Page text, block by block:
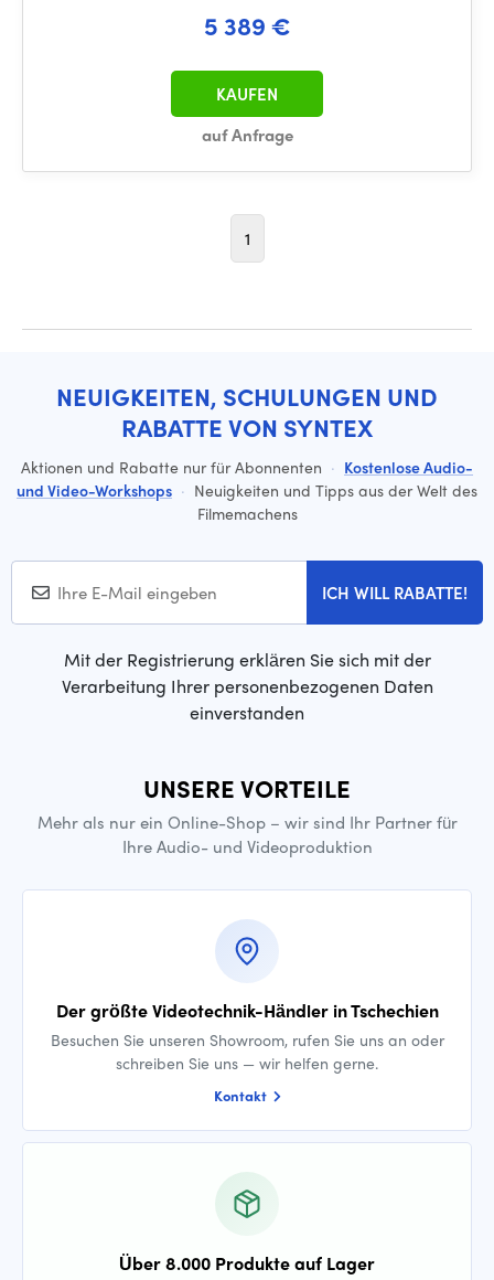
5 389 €
auf Anfrage
KAUFEN
1
NEUIGKEITEN, SCHULUNGEN UND
RABATTE VON SYNTEX
Aktionen und Rabatte nur für Abonnenten · Kostenlose Audio-
und Video-Workshops · Neuigkeiten und Tipps aus der Welt des
Filmemachens
ICH WILL RABATTE!
Mit der Registrierung erklären Sie sich mit der
Verarbeitung Ihrer personenbezogenen Daten
einverstanden
UNSERE VORTEILE
Mehr als nur ein Online-Shop – wir sind Ihr Partner für
Ihre Audio- und Videoproduktion
Der größte Videotechnik-Händler in Tschechien
Besuchen Sie unseren Showroom, rufen Sie uns an oder
schreiben Sie uns — wir helfen gerne.
Kontakt
Über 8.000 Produkte auf Lager